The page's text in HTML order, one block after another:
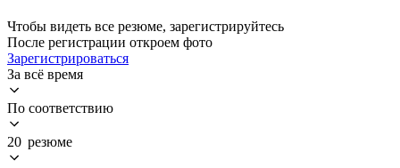
Чтобы видеть все резюме, зарегистрируйтесь
После регистрации откроем фото
Зарегистрироваться
За всё время
По соответствию
20 резюме